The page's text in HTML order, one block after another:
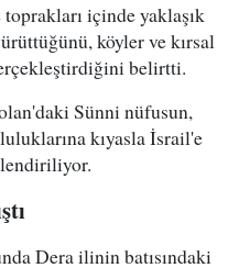
içinde yaklaşık
köyler ve kırsal
belirtti.
Sünni nüfusun,
kıyasla İsrail'e
Dera ilinin batısındaki